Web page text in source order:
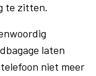
te zitten.
laten
niet meer